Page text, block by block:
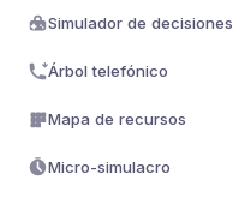
Simulador de decisiones
Árbol telefónico
Mapa de recursos
Micro-simulacro